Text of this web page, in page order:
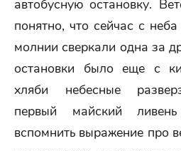
автобусную остановку.
понятно, что сейчас с
молнии сверкали одна за
остановки было еще с
хляби небесные
первый майский
вспомнить выражение про